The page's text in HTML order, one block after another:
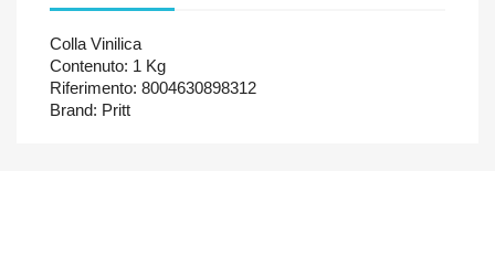
Colla Vinilica
Contenuto: 1 Kg
Riferimento: 8004630898312
Brand: Pritt